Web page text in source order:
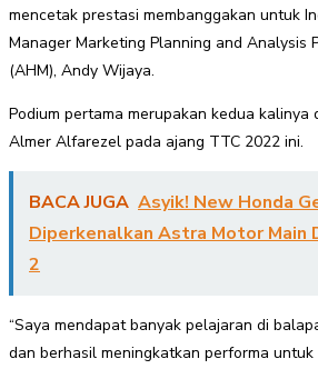
mencetak prestasi membanggakan untuk
Manager Marketing Planning and Analysis
(AHM), Andy Wijaya.
Podium pertama merupakan kedua kalinya
Almer Alfarezel pada ajang TTC 2022 ini.
BACA JUGA Asyik! New Honda
Diperkenalkan Astra Motor Main
2
“Saya mendapat banyak pelajaran di
dan berhasil meningkatkan performa